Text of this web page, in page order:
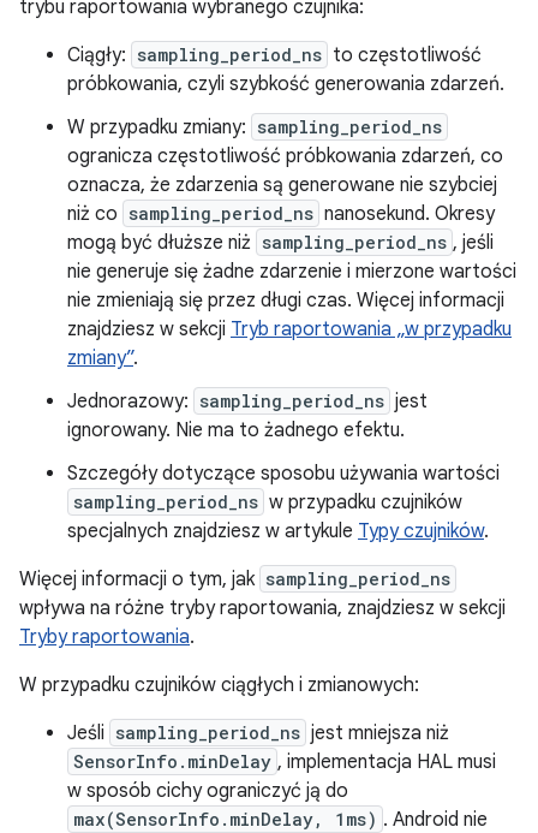
trybu raportowania wybranego czujnika:
Ciągły: sampling_period_ns to częstotliwość
próbkowania, czyli szybkość generowania zdarzeń.
W przypadku zmiany: sampling_period_ns
ogranicza częstotliwość próbkowania zdarzeń, co
oznacza, że zdarzenia są generowane nie szybciej
niż co sampling_period_ns nanosekund. Okresy
mogą być dłuższe niż sampling_period_ns , jeśli
nie generuje się żadne zdarzenie i mierzone wartości
nie zmieniają się przez długi czas. Więcej informacji
znajdziesz w sekcji Tryb raportowania „w przypadku
zmiany”.
Jednorazowy: sampling_period_ns jest
ignorowany. Nie ma to żadnego efektu.
Szczegóły dotyczące sposobu używania wartości
sampling_period_ns w przypadku czujników
specjalnych znajdziesz w artykule Typy czujników.
Więcej informacji o tym, jak sampling_period_ns
wpływa na różne tryby raportowania, znajdziesz w sekcji
Tryby raportowania.
W przypadku czujników ciągłych i zmianowych:
Jeśli sampling_period_ns jest mniejsza niż
SensorInfo.minDelay , implementacja HAL musi
w sposób cichy ograniczyć ją do
max(SensorInfo.minDelay, 1ms) . Android nie